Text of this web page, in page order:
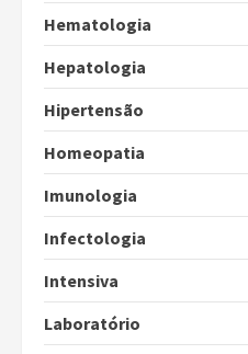
Hematologia
Hepatologia
Hipertensão
Homeopatia
Imunologia
Infectologia
Intensiva
Laboratório